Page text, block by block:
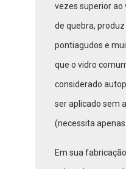
vezes superior ao
de quebra,
pontiagudos e
que o vidro
considerado
ser aplicado sem
(necessita
Em sua